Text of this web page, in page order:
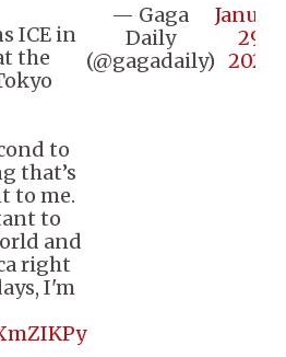
ICE in
the
to
that’s
to me.
to
and
right
I'm
— Gaga
Daily
(@gagadaily)
29,
2026